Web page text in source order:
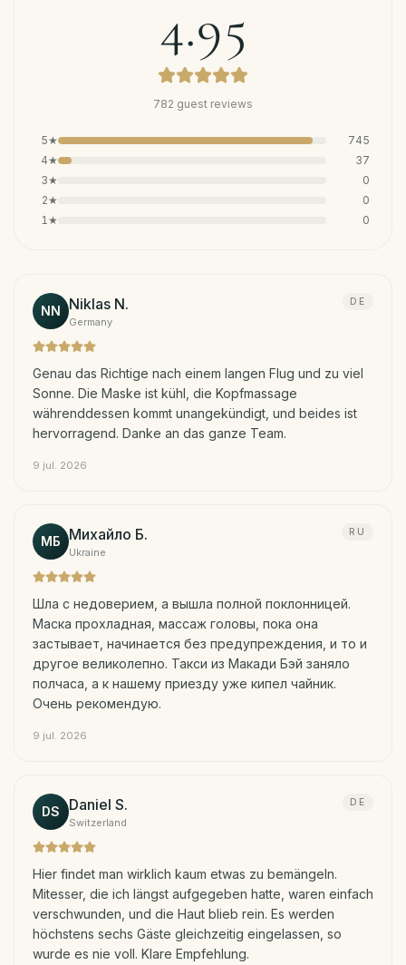
4.95
782 guest reviews
5★
745
4★
37
3★
0
2★
0
1★ 0
NN Niklas N.
Germany
DE
Genau das Richtige nach einem langen Flug und zu viel
Sonne. Die Maske ist kühl, die Kopfmassage
währenddessen kommt unangekündigt, und beides ist
hervorragend. Danke an das ganze Team.
9 jul. 2026
МБ Михайло Б.
Ukraine
RU
Шла с недоверием, а вышла полной поклонницей.
Маска прохладная, массаж головы, пока она
застывает, начинается без предупреждения, и то и
другое великолепно. Такси из Макади Бэй заняло
полчаса, а к нашему приезду уже кипел чайник.
Очень рекомендую.
9 jul. 2026
DS Daniel S.
Switzerland
DE
Hier findet man wirklich kaum etwas zu bemängeln.
Mitesser, die ich längst aufgegeben hatte, waren einfach
verschwunden, und die Haut blieb rein. Es werden
höchstens sechs Gäste gleichzeitig eingelassen, so
wurde es nie voll. Klare Empfehlung.